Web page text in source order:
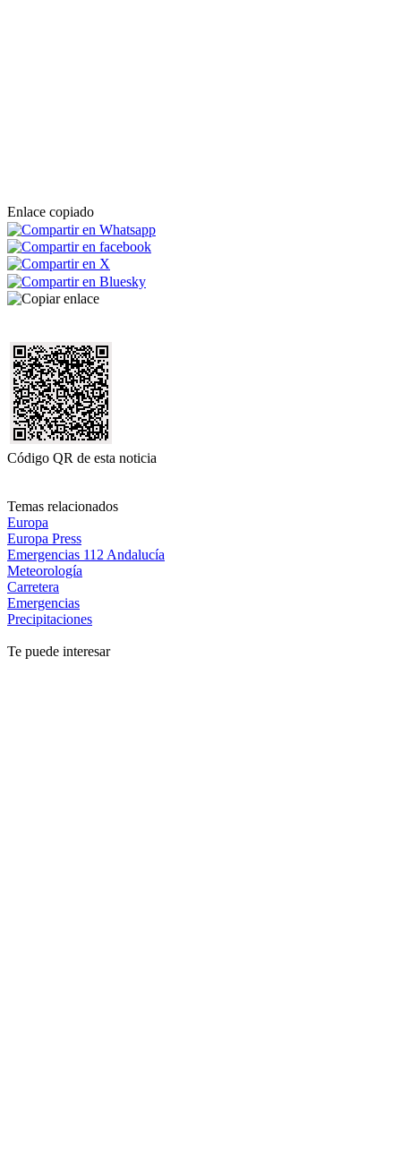
Enlace copiado
Código QR de esta noticia
Temas relacionados
Europa
Europa Press
Emergencias 112 Andalucía
Meteorología
Carretera
Emergencias
Precipitaciones
Te puede interesar